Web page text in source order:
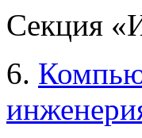
Секция
6.